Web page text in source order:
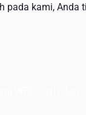
pada kami,